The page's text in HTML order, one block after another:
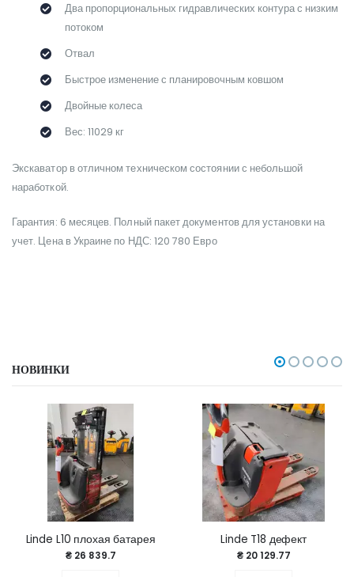
Два пропорциональных гидравлических контура с низким
потоком
Отвал
Быстрое изменение с планировочным ковшом
Двойные колеса
Вес: 11029 кг
Экскаватор в отличном техническом состоянии с небольшой
наработкой.
Гарантия: 6 месяцев. Полный пакет документов для установки на
учет. Цена в Украине по НДС: 120 780 Евро
НОВИНКИ
Linde L10 плохая батарея
₴ 26 839.7
Linde T18 дефект
₴ 20 129.77